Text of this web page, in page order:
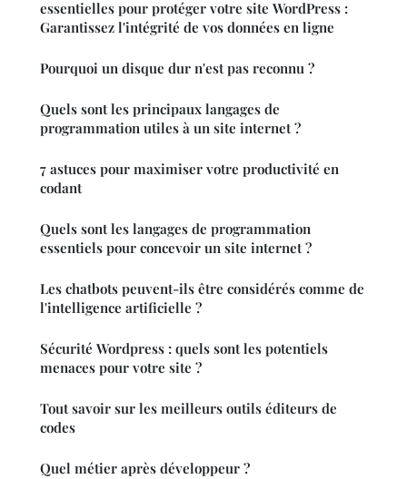
essentielles pour protéger votre site WordPress :
Garantissez l'intégrité de vos données en ligne
Pourquoi un disque dur n'est pas reconnu ?
Quels sont les principaux langages de
programmation utiles à un site internet ?
7 astuces pour maximiser votre productivité en
codant
Quels sont les langages de programmation
essentiels pour concevoir un site internet ?
Les chatbots peuvent-ils être considérés comme de
l'intelligence artificielle ?
Sécurité Wordpress : quels sont les potentiels
menaces pour votre site ?
Tout savoir sur les meilleurs outils éditeurs de
codes
Quel métier après développeur ?